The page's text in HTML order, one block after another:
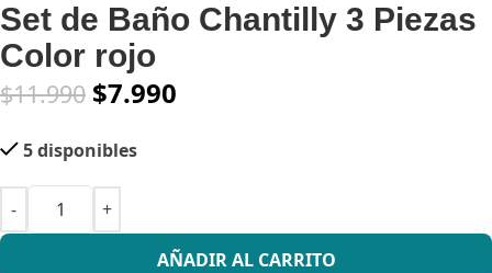
Set de Baño Chantilly 3 Piezas
Color rojo
$11.990 $7.990
5 disponibles
AÑADIR AL CARRITO